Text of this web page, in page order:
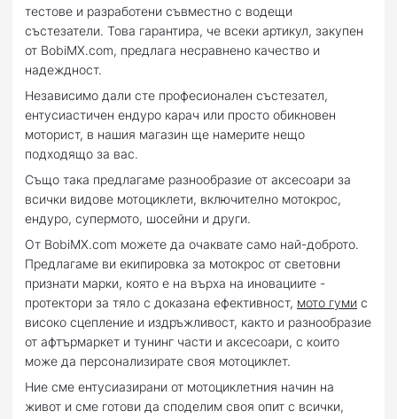
тестове и разработени съвместно с водещи
състезатели. Това гарантира, че всеки артикул, закупен
от BobiMX.com, предлага несравнено качество и
надеждност.
Независимо дали сте професионален състезател,
ентусиастичен ендуро карач или просто обикновен
моторист, в нашия магазин ще намерите нещо
подходящо за вас.
Също така предлагаме разнообразие от аксесоари за
всички видове мотоциклети, включително мотокрос,
ендуро, супермото, шосейни и други.
От BobiMX.com можете да очаквате само най-доброто.
Предлагаме ви екипировка за мотокрос от световни
признати марки, която е на върха на иновациите -
протектори за тяло с доказана ефективност, мото гуми с
високо сцепление и издръжливост, както и разнообразие
от афтърмаркет и тунинг части и аксесоари, с които
може да персонализирате своя мотоциклет.
Ние сме ентусиазирани от мотоциклетния начин на
живот и сме готови да споделим своя опит с всички,